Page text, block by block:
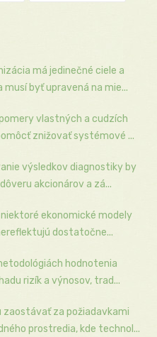
má jedinečné ciele a
byť upravená na mie...
vlastných a cudzích
znižovať systémové ...
výsledkov diagnostiky by
akcionárov a zá...
ekonomické modely
dostatočne...
hodnotenia
rizík a výnosov, trad...
zaostávať za požiadavkami
prostredia, kde technol...